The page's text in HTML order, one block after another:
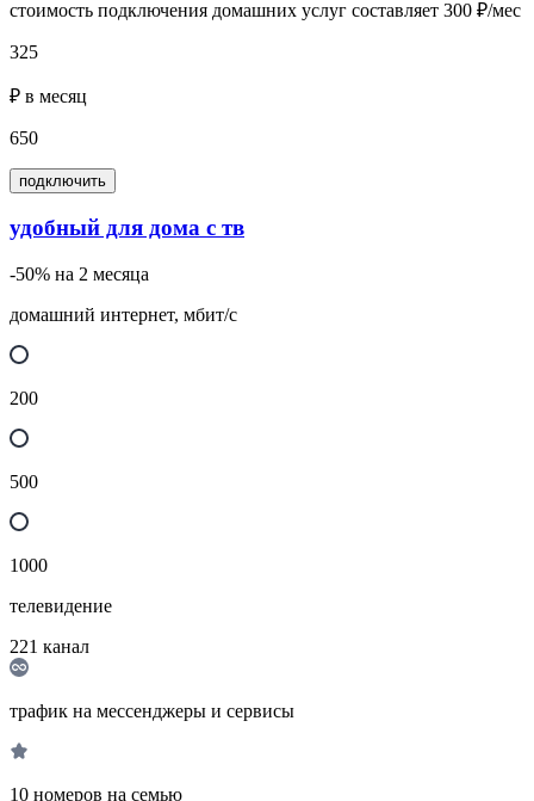
стоимость подключения домашних услуг составляет 300 ₽/мес
325
₽ в месяц
650
подключить
удобный для дома с тв
-50% на 2 месяца
домашний интернет, мбит/с
200
500
1000
телевидение
221 канал
трафик на мессенджеры и сервисы
10 номеров на семью